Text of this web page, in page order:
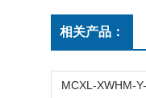
相关产品：